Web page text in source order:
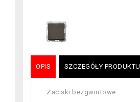
OPIS SZCZEGÓŁY PRODUKTU
Zaciski bezgwintowe